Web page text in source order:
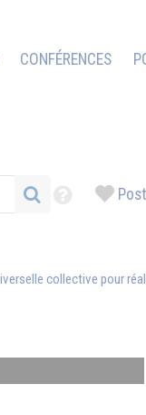
CONFÉRENCES
collective pour